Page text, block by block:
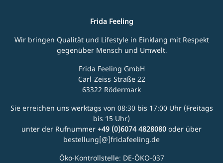
Frida Feeling
Wir bringen Qualität und Lifestyle in Einklang mit Respekt
gegenüber Mensch und Umwelt.
Frida Feeling GmbH
Carl-Zeiss-Straße 22
63322 Rödermark
Sie erreichen uns werktags von 08:30 bis 17:00 Uhr (Freitags
bis 15 Uhr)
unter der Rufnummer +49 (0)6074 4828080 oder über
bestellung[@]fridafeeling.de
Öko-Kontrollstelle: DE-ÖKO-037